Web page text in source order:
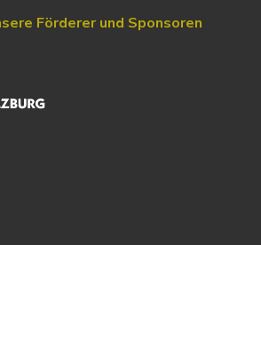
Förderer und Sponsoren